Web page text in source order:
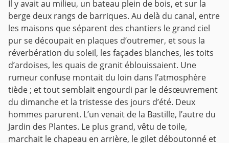
Il y avait au milieu, un bateau plein de bois, et sur la
berge deux rangs de barriques. Au delà du canal, entre
les maisons que séparent des chantiers le grand ciel
pur se découpait en plaques d’outremer, et sous la
réverbération du soleil, les façades blanches, les toits
d’ardoises, les quais de granit éblouissaient. Une
rumeur confuse montait du loin dans l’atmosphère
tiède ; et tout semblait engourdi par le désœuvrement
du dimanche et la tristesse des jours d’été. Deux
hommes parurent. L’un venait de la Bastille, l’autre du
Jardin des Plantes. Le plus grand, vêtu de toile,
marchait le chapeau en arrière, le gilet déboutonné et